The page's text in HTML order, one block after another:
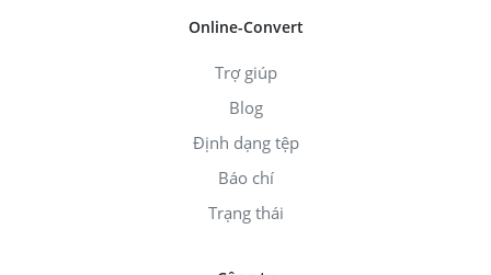
Online-Convert
Trợ giúp
Blog
Định dạng tệp
Báo chí
Trạng thái